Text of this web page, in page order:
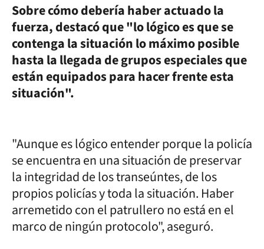
Sobre cómo debería haber actuado la
fuerza, destacó que "lo lógico es que se
contenga la situación lo máximo posible
hasta la llegada de grupos especiales que
están equipados para hacer frente esta
situación".
"Aunque es lógico entender porque la policía
se encuentra en una situación de preservar
la integridad de los transeúntes, de los
propios policías y toda la situación. Haber
arremetido con el patrullero no está en el
marco de ningún protocolo", aseguró.